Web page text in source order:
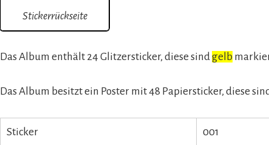
Stickerrückseite
Das Album enthält 24 Glitzersticker, diese sindgelb
Das Album besitzt ein Poster mit 48 Papiersticker, diese
Sticker 001